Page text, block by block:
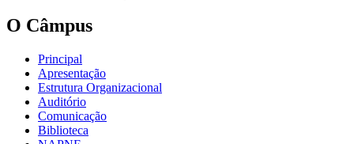
O Câmpus
Principal
Apresentação
Estrutura Organizacional
Auditório
Comunicação
Biblioteca